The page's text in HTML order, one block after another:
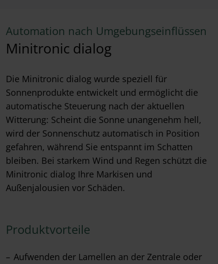
Automation nach Umgebungseinflüssen
Minitronic dialog
Die Minitronic dialog wurde speziell für
Sonnenprodukte entwickelt und ermöglicht die
automatische Steuerung nach der aktuellen
Witterung: Scheint die Sonne unangenehm hell,
wird der Sonnenschutz automatisch in Position
gefahren, während Sie entspannt im Schatten
bleiben. Bei starkem Wind und Regen schützt die
Minitronic dialog Ihre Markisen und
Außenjalousien vor Schäden.
Produktvorteile
Aufwenden der Lamellen an der Zentrale oder